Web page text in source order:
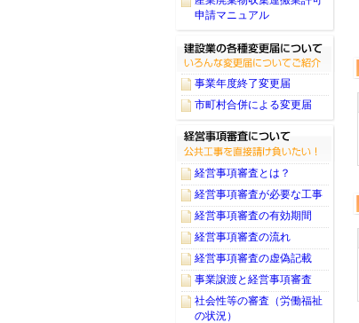
申請マニュアル
事業年度終了変更届
市町村合併による変更届
経営事項審査とは？
経営事項審査が必要な工事
経営事項審査の有効期間
経営事項審査の流れ
経営事項審査の虚偽記載
事業譲渡と経営事項審査
社会性等の審査（労働福祉
の状況）